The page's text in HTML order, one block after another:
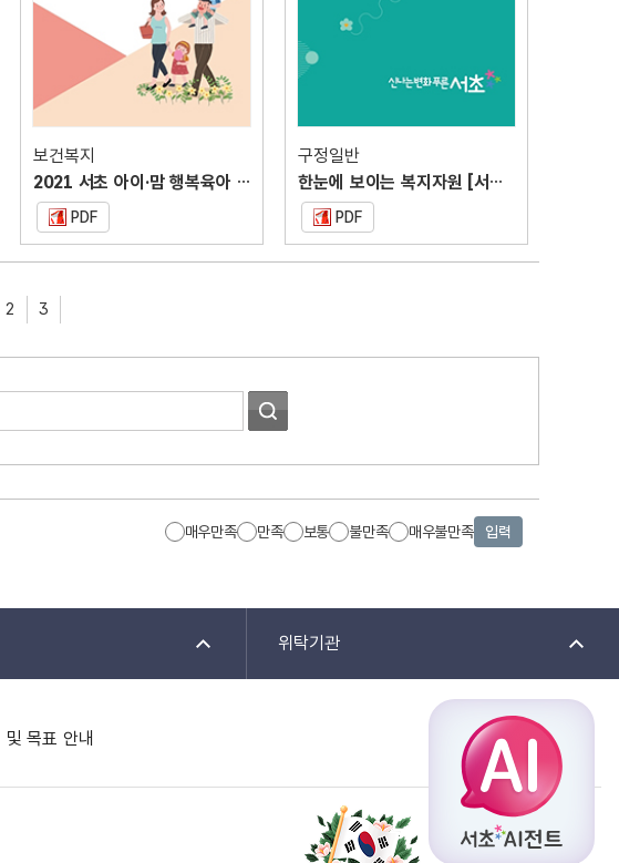
보건복지
2021 서초 아이·맘 행복육아 안내서
PDF
구정일반
한눈에 보이는 복지자원 [서초구지역사회보장협의체 자원허브화 맵]
PDF
2 3
시
판
검
매우만족 만족 보통 불만족 매우불만족 입력
위탁기관
목표 안내